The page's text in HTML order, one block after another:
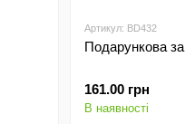
Артикул: BD432
Подарункова
161.00 грн
В наявності